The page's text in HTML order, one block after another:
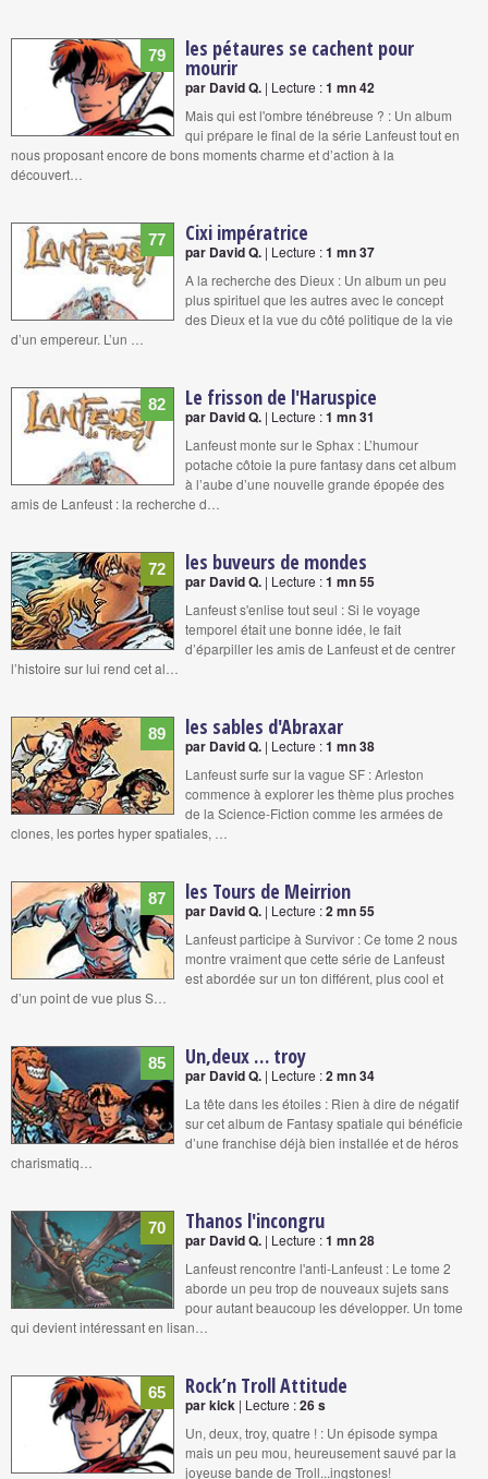
79 les pétaures se cachent pour
mourir
par David Q. | Lecture :1 mn 42
Mais qui est l'ombre ténébreuse ? : Un album
qui prépare le final de la série Lanfeust tout en
nous proposant encore de bons moments charme et d’action à la
découvert…
77 Cixi impératrice
par David Q. | Lecture :1 mn 37
A la recherche des Dieux : Un album un peu
plus spirituel que les autres avec le concept
des Dieux et la vue du côté politique de la vie
d’un empereur. L’un …
82 Le frisson de l'Haruspice
par David Q. | Lecture :1 mn 31
Lanfeust monte sur le Sphax : L’humour
potache côtoie la pure fantasy dans cet album
à l’aube d’une nouvelle grande épopée des
amis de Lanfeust : la recherche d…
72 les buveurs de mondes
par David Q. | Lecture :1 mn 55
Lanfeust s'enlise tout seul : Si le voyage
temporel était une bonne idée, le fait
d’éparpiller les amis de Lanfeust et de centrer
l’histoire sur lui rend cet al…
89 les sables d'Abraxar
par David Q. | Lecture :1 mn 38
Lanfeust surfe sur la vague SF : Arleston
commence à explorer les thème plus proches
de la Science-Fiction comme les armées de
clones, les portes hyper spatiales, …
87 les Tours de Meirrion
par David Q. | Lecture :2 mn 55
Lanfeust participe à Survivor : Ce tome 2 nous
montre vraiment que cette série de Lanfeust
est abordée sur un ton différent, plus cool et
d’un point de vue plus S…
85 Un,deux … troy
par David Q. | Lecture :2 mn 34
La tête dans les étoiles : Rien à dire de négatif
sur cet album de Fantasy spatiale qui bénéficie
d’une franchise déjà bien installée et de héros
charismatiq…
70 Thanos l'incongru
par David Q. | Lecture :1 mn 28
Lanfeust rencontre l'anti-Lanfeust : Le tome 2
aborde un peu trop de nouveaux sujets sans
pour autant beaucoup les développer. Un tome
qui devient intéressant en lisan…
65 Rock’n Troll Attitude
par kick | Lecture :26 s
Un, deux, troy, quatre ! : Un épisode sympa
mais un peu mou, heureusement sauvé par la
joyeuse bande de Troll...ingstones!